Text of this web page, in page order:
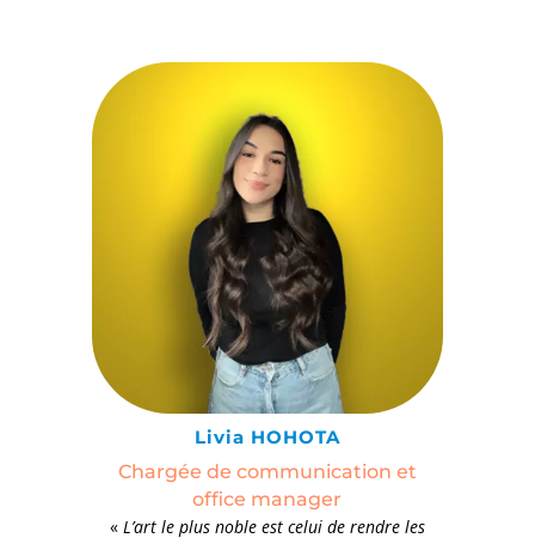
Livia HOHOTA
Chargée de communication et
office manager
« L’art le plus noble est celui de rendre les